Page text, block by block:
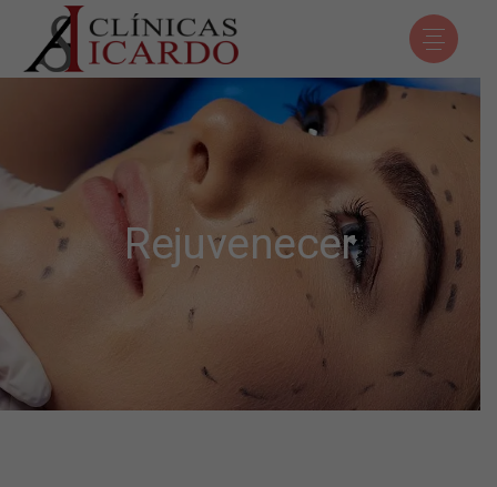
Rejuvenecer